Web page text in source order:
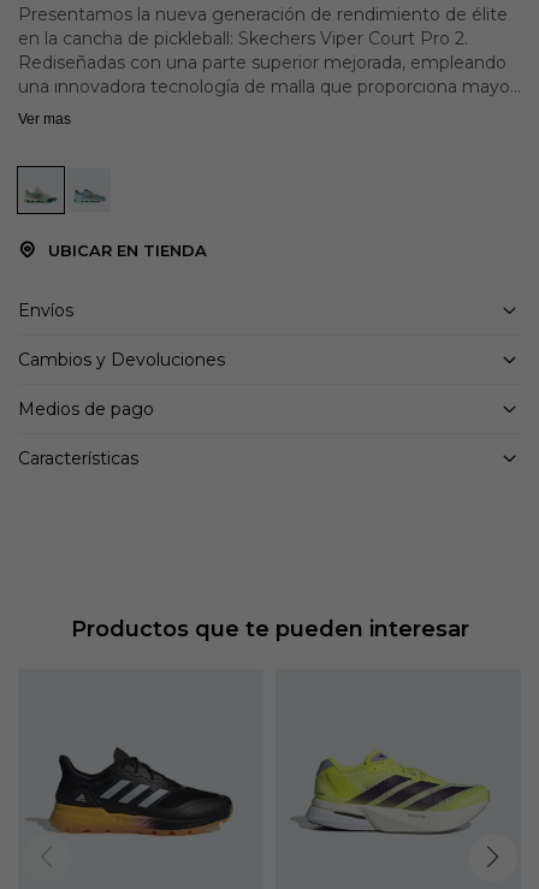
Presentamos la nueva generación de rendimiento de élite
en la cancha de pickleball: Skechers Viper Court Pro 2.
Rediseñadas con una parte superior mejorada, empleando
una innovadora tecnología de malla que proporciona mayor
durabilidad sin comprometer la transpirabilidad ni la
GO® reactiva en la entresuela.
Detalles:
Amortiguación de entresuela de espuma TRA GO®
Relaxed Fit® para un ajuste cómodo y espacioso en la
puntera y el antepié
Ver mas
UBICAR EN TIENDA
Envíos
Cambios y Devoluciones
Medios de pago
Características
Productos que te pueden interesar